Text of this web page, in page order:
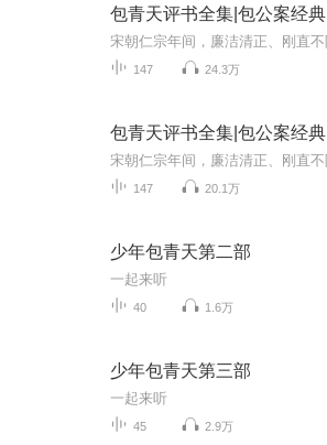
包青天评书全集|包公案经典
147 24.3万
包青天评书全集|包公案经典
147 20.1万
少年包青天第二部
一起来听
40 1.6万
少年包青天第三部
一起来听
45 2.9万